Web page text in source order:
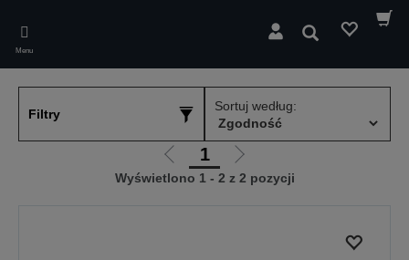
main
content
Menu
Wyszukaj
Filtry
Sortuj według:
Przejdź
do
1
Przejdź
do
Wyświetlono 1 - 2 z 2 pozycji